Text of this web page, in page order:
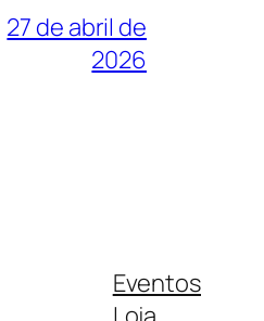
27 de abril de
2026
Eventos